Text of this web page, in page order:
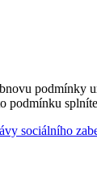
podmínky
sociálního